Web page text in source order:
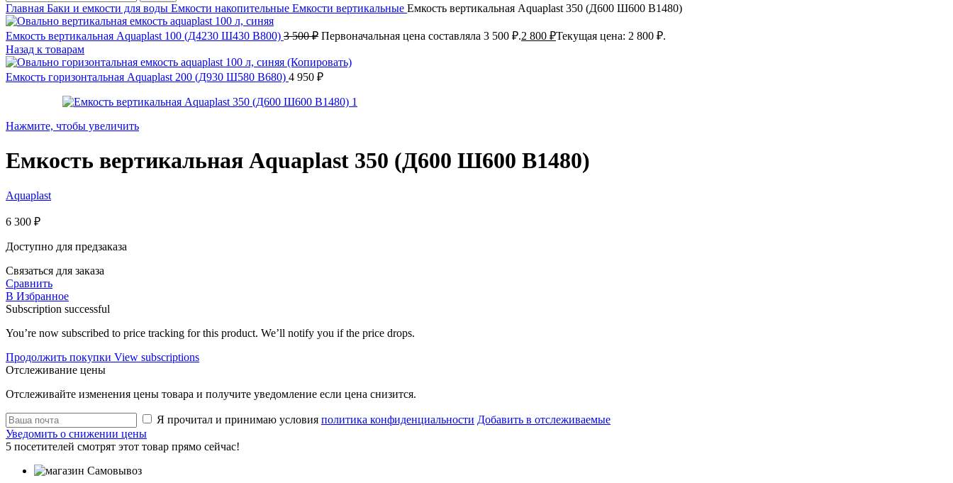
Главная Баки и емкости для воды Емкости накопительные Емкости вертикальные Емкость вертикальная Aquaplast 350 (Д600 Ш600 В1480)
Емкость вертикальная Aquaplast 100 (Д4230 Ш430 В800) 3 500₽ Первоначальная цена составляла 3 500 ₽.2 800 ₽Текущая цена: 2 800 ₽.
Назад к товарам
Емкость горизонтальная Aquaplast 200 (Д930 Ш580 В680) 4 950 ₽
Нажмите, чтобы увеличить
Емкость вертикальная Aquaplast 350 (Д600 Ш600 В1480)
Aquaplast
6 300 ₽
Доступно для предзаказа
Связаться для заказа
Сравнить
В Избранное
Subscription successful
You’re now subscribed to price tracking for this product. We’ll notify you if the price drops.
Продолжить покупки View subscriptions
Отслеживание цены
Отслеживайте изменения цены товара и получите уведомление если цена снизится.
Я прочитал и принимаю условия политика конфиденциальности Добавить в отслеживаемые
Уведомить о снижении цены
5 посетителей смотрят этот товар прямо сейчас!
Самовывоз